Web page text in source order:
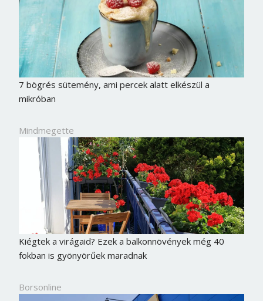
7 bögrés sütemény, ami percek alatt elkészül a
mikróban
Mindmegette
Kiégtek a virágaid? Ezek a balkonnövények még 40
fokban is gyönyörűek maradnak
Borsonline